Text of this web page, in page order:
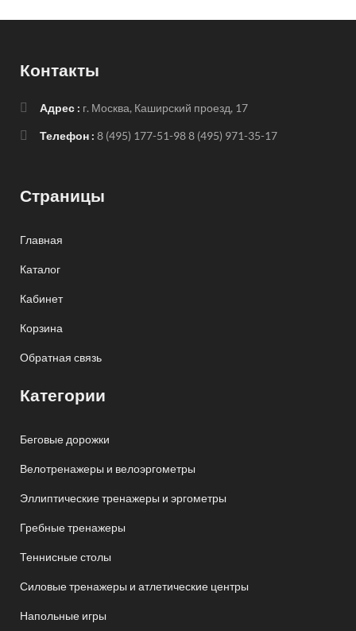
Контакты
Адрес : г. Москва, Каширский проезд, 17
Телефон : 8 (495) 177-51-988 (495) 971-35-17
Страницы
Главная
Каталог
Кабинет
Корзина
Обратная связь
Категории
Беговые дорожки
Велотренажеры и велоэргометры
Эллиптические тренажеры и эргометры
Гребные тренажеры
Теннисные столы
Силовые тренажеры и атлетические центры
Напольные игры